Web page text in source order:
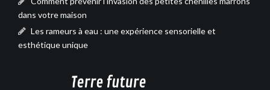
dans votre maison
Les rameurs à eau : une expérience sensorielle et
esthétique unique